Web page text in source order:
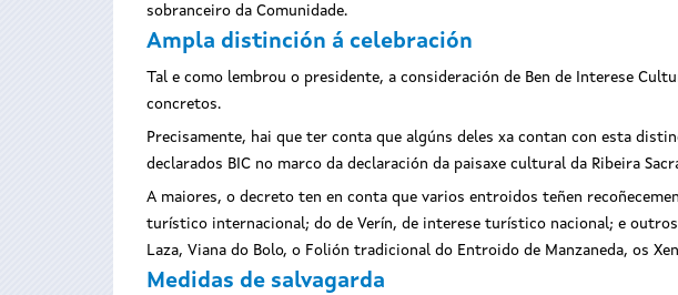
sobranceiro da Comunidade.
Ampla distinción á celebración
Tal e como lembrou o presidente, a consideración de Ben de Interese
concretos.
Precisamente, hai que ter conta que algúns deles xa contan con esta
declarados BIC no marco da declaración da paisaxe cultural da Ribeira
A maiores, o decreto ten en conta que varios entroidos teñen
turístico internacional; do de Verín, de interese turístico nacional; e
Laza, Viana do Bolo, o Folión tradicional do Entroido de Manzaneda, os
Medidas de salvagarda